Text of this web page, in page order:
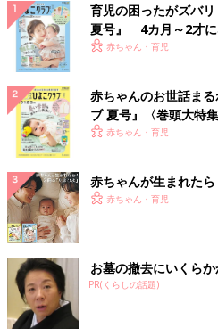
育児の困ったがズバ
夏号』 4カ月～2才に
いっぱい！
赤ちゃん・育児
赤ちゃんのお世話ま
ブ 夏号』〈巻頭大特
く！ おっぱい・ミル
赤ちゃん・育児
赤ちゃんが生まれたら
赤ちゃん・育児
お墓の撤去にいくら
PR(くらしの話題)